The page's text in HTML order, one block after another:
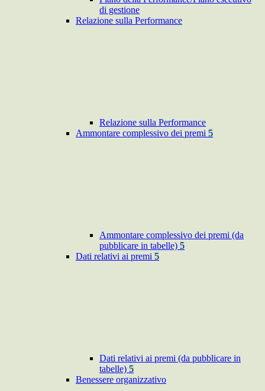
di gestione
Relazione sulla Performance
Relazione sulla Performance
Ammontare complessivo dei premi 5
Ammontare complessivo dei premi (da
pubblicare in tabelle) 5
Dati relativi ai premi 5
Dati relativi ai premi (da pubblicare in
tabelle) 5
Benessere organizzativo